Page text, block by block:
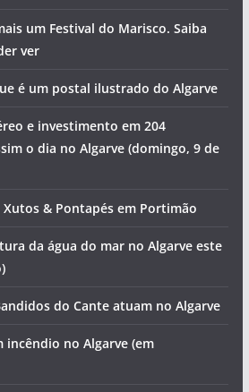
um Festival do Marisco. Saiba
ver
é um postal ilustrado do Algarve
e investimento em 204
o dia no Algarve (domingo, 9 de
& Pontapés em Portimão
da água do mar no Algarve este
do Cante atuam no Algarve
incêndio no Algarve (em